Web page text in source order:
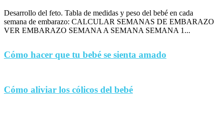
Desarrollo del feto. Tabla de medidas y peso del bebé en cada
semana de embarazo: CALCULAR SEMANAS DE EMBARAZO
VER EMBARAZO SEMANA A SEMANA SEMANA 1...
Cómo hacer que tu bebé se sienta amado
Cómo aliviar los cólicos del bebé